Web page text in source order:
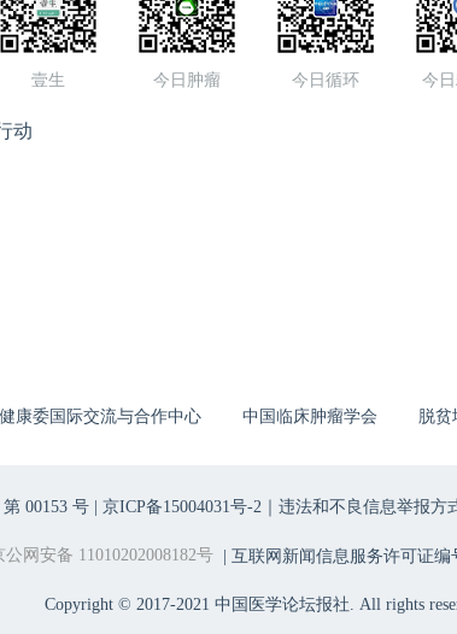
壹生 今日肿瘤 今日循环 今
动
康委国际交流与合作中心 中国临床肿瘤学会 脱贫
00153 号 | 京ICP备15004031号-2｜违法和不良信息举报方
公网安备 11010202008182号| 互联网新闻信息服务许可证编
Copyright © 2017-2021 中国医学论坛报社. All rights